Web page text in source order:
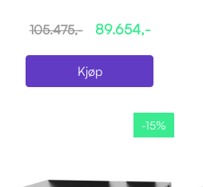
105.475,- 89.654,-
Kjøp
-15%